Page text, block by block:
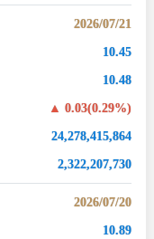
2026/07/21
10.45
10.48
0.03(0.29%)
24,278,415,864
2,322,207,730
2026/07/20
10.89